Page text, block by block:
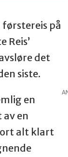
Nature –
med
førstereis på
Reis’
det
siste.
en
en
alt klart